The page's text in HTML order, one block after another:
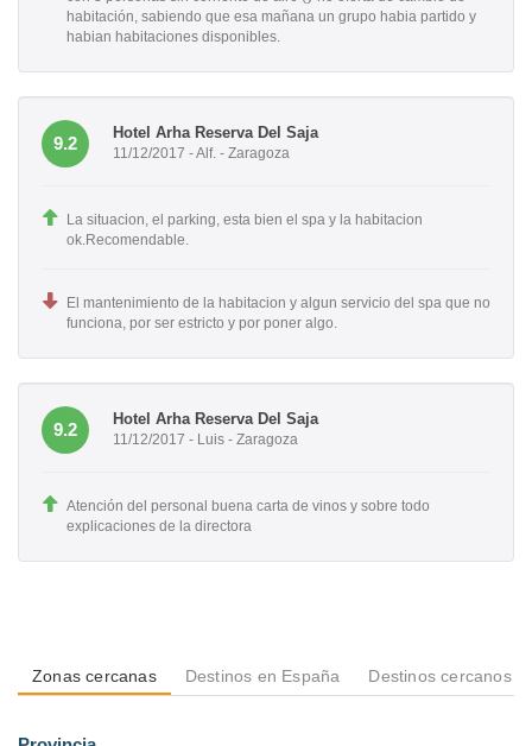
habitación, sabiendo que esa mañana un grupo habia partido y
habian habitaciones disponibles.
9.2
Hotel Arha Reserva Del Saja
11/12/2017 - Alf. - Zaragoza
La situacion, el parking, esta bien el spa y la habitacion
ok.Recomendable.
El mantenimiento de la habitacion y algun servicio del spa que no
funciona, por ser estricto y por poner algo.
9.2
Hotel Arha Reserva Del Saja
11/12/2017 - Luis - Zaragoza
Atención del personal buena carta de vinos y sobre todo
explicaciones de la directora
Zonas cercanas Destinos en España Destinos cercanos